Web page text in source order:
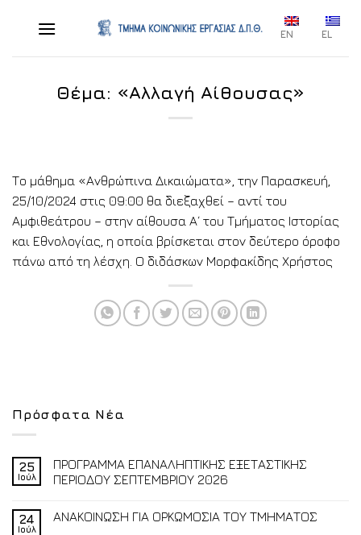
EN EL
Θέμα: «Αλλαγή Αίθουσας»
Το μάθημα «Ανθρώπινα Δικαιώματα», την Παρασκευή,
25/10/2024 στις 09:00 θα διεξαχθεί – αντί του
Αμφιθεάτρου – στην αίθουσα Α΄ του Τμήματος Ιστορίας
και Εθνολογίας, η οποία βρίσκεται στον δεύτερο όροφο
πάνω από τη λέσχη. Ο διδάσκων Μορφακίδης Χρήστος
Πρόσφατα Νέα
25
Ιούλ
ΠΡΟΓΡΑΜΜΑ ΕΠΑΝΑΛΗΠΤΙΚΗΣ ΕΞΕΤΑΣΤΙΚΗΣ
ΠΕΡΙΟΔΟΥ ΣΕΠΤΕΜΒΡΙΟΥ 2026
24
Ιούλ
ΑΝΑΚΟΙΝΩΣΗ ΓΙΑ ΟΡΚΩΜΟΣΙΑ ΤΟΥ ΤΜΗΜΑΤΟΣ